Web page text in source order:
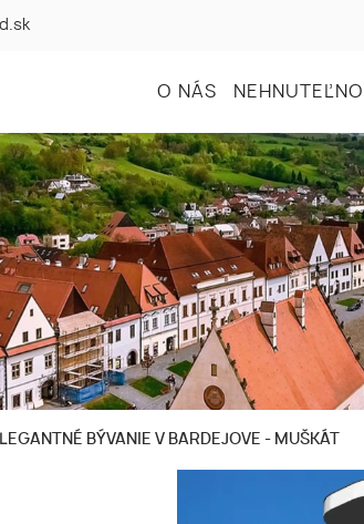
O NÁS
BÝVANIE V BARDEJOVE - MUŠKÁT